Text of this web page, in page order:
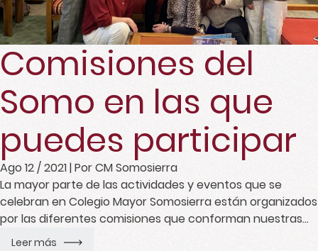
Comisiones del
Somo en las que
puedes participar
Ago 12 / 2021| Por CM Somosierra
La mayor parte de las actividades y eventos que se
celebran en Colegio Mayor Somosierra están organizados
por las diferentes comisiones que conforman nuestras
residentes.
Leer más